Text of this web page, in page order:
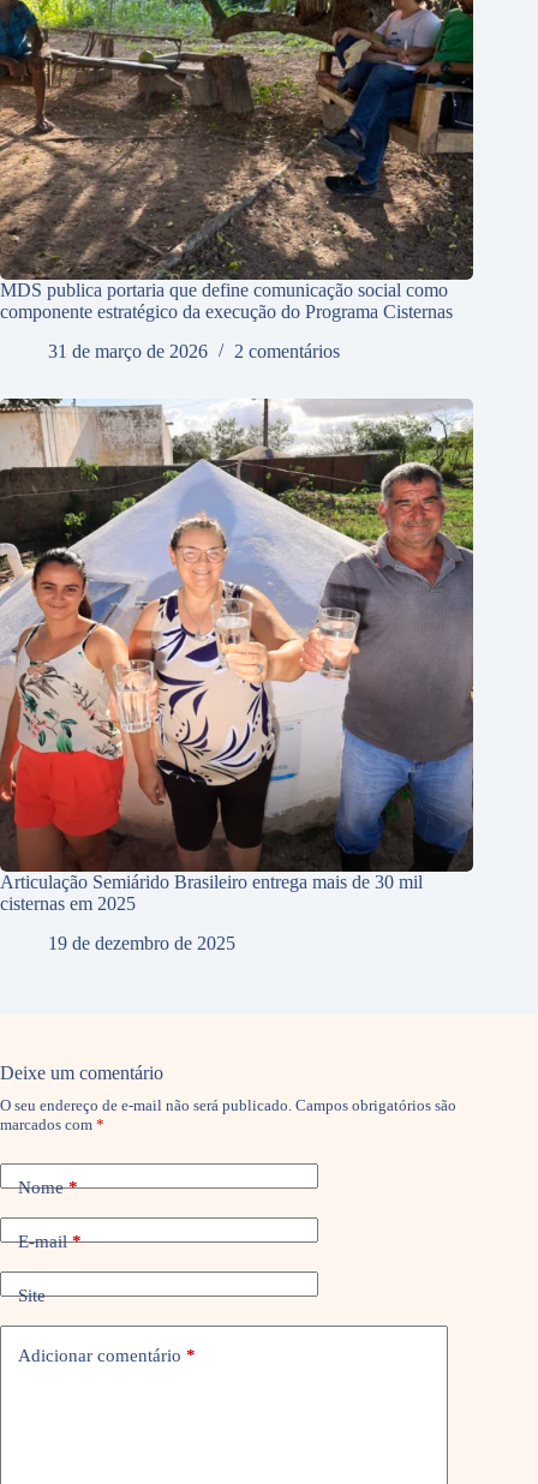
MDS publica portaria que define comunicação social como
componente estratégico da execução do Programa Cisternas
31 de março de 2026
2 comentários
Articulação Semiárido Brasileiro entrega mais de 30 mil
cisternas em 2025
19 de dezembro de 2025
Deixe um comentário
O seu endereço de e-mail não será publicado. Campos obrigatórios são
marcados com *
Nome*
E-mail*
Site
Adicionar comentário *